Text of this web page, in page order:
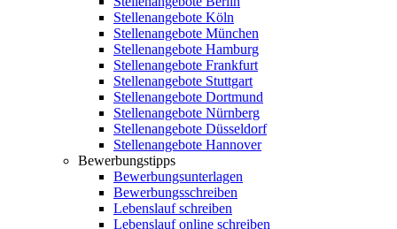
Stellenangebote Köln
Stellenangebote München
Stellenangebote Hamburg
Stellenangebote Frankfurt
Stellenangebote Stuttgart
Stellenangebote Dortmund
Stellenangebote Nürnberg
Stellenangebote Düsseldorf
Stellenangebote Hannover
Bewerbungstipps
Bewerbungsunterlagen
Bewerbungsschreiben
Lebenslauf schreiben
Lebenslauf online schreiben